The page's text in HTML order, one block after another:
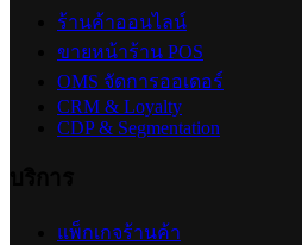
ร้านค้าออนไลน์
ขายหน้าร้าน POS
OMS จัดการออเดอร์
CRM & Loyalty
CDP & Segmentation
แพ็กเกจร้านค้า